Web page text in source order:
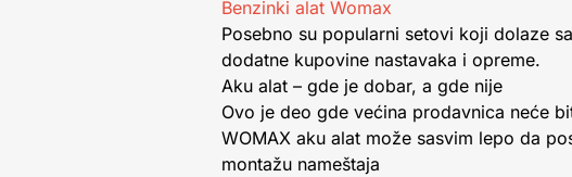
Benzinki alat Womax
Posebno su popularni setovi koji dolaze
dodatne kupovine nastavaka i opreme.
Aku alat – gde je dobar, a gde nije
Ovo je deo gde većina prodavnica neće
WOMAX aku alat može sasvim lepo da
montažu nameštaja